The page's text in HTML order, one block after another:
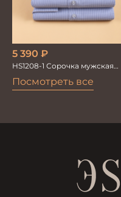
Посмотреть все
5 390 ₽
HS1208-1 Сорочка мужская
голубая мел.клетка